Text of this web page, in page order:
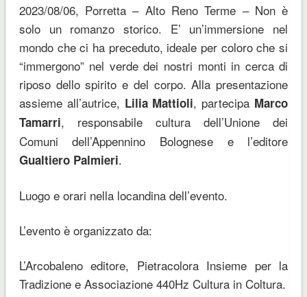
2023/08/06, Porretta – Alto Reno Terme – Non è
solo un romanzo storico. E’ un’immersione nel
mondo che ci ha preceduto, ideale per coloro che si
“immergono” nel verde dei nostri monti in cerca di
riposo dello spirito e del corpo. Alla presentazione
assieme all’autrice, Lilia Mattioli, partecipa Marco
Tamarri, responsabile cultura dell’Unione dei
Comuni dell’Appennino Bolognese e l’editore
Gualtiero Palmieri.
Luogo e orari nella locandina dell’evento.
L’evento è organizzato da:
L’Arcobaleno editore, Pietracolora Insieme per la
Tradizione e Associazione 440Hz Cultura in Coltura.